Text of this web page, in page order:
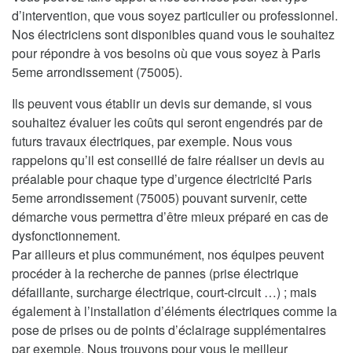
d’intervention, que vous soyez particulier ou professionnel.
Nos électriciens sont disponibles quand vous le souhaitez
pour répondre à vos besoins où que vous soyez à Paris
5eme arrondissement (75005).
Ils peuvent vous établir un devis sur demande, si vous
souhaitez évaluer les coûts qui seront engendrés par de
futurs travaux électriques, par exemple. Nous vous
rappelons qu’il est conseillé de faire réaliser un devis au
préalable pour chaque type d’urgence électricité Paris
5eme arrondissement (75005) pouvant survenir, cette
démarche vous permettra d’être mieux préparé en cas de
dysfonctionnement.
Par ailleurs et plus communément, nos équipes peuvent
procéder à la recherche de pannes (prise électrique
défaillante, surcharge électrique, court-circuit …) ; mais
également à l’installation d’éléments électriques comme la
pose de prises ou de points d’éclairage supplémentaires
par exemple. Nous trouvons pour vous le meilleur